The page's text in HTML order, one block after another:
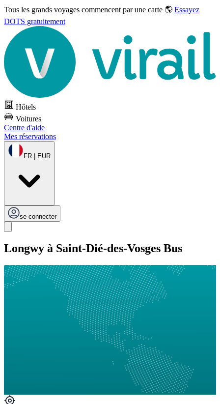
Tous les grands voyages commencent par une carte 🌎 Essayez
DOTS gratuitement
Hôtels
Voitures
Centre d'aide
Mes réservations
FR | EUR
se connecter
Longwy à Saint-Dié-des-Vosges Bus